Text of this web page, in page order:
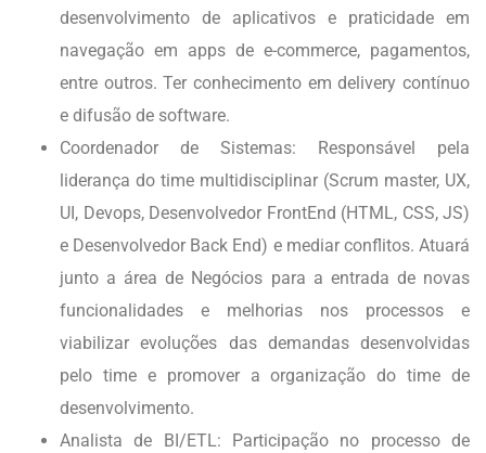
desenvolvimento de aplicativos e praticidade em
navegação em apps de e-commerce, pagamentos,
entre outros. Ter conhecimento em delivery contínuo
e difusão de software.
Coordenador de Sistemas: Responsável pela
liderança do time multidisciplinar (Scrum master, UX,
UI, Devops, Desenvolvedor FrontEnd (HTML, CSS, JS)
e Desenvolvedor Back End) e mediar conflitos. Atuará
junto a área de Negócios para a entrada de novas
funcionalidades e melhorias nos processos e
viabilizar evoluções das demandas desenvolvidas
pelo time e promover a organização do time de
desenvolvimento.
Analista de BI/ETL: Participação no processo de